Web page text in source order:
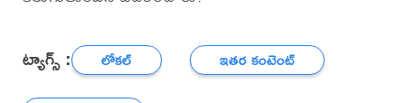
ట్యాగ్స్ : లోకల్
ఇతర కంటెంట్